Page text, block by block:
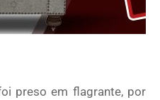
preso em flagrante, por